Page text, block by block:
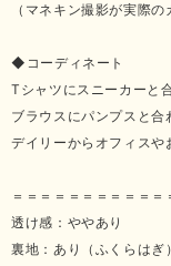
（マネキン撮影が実際の
◆コーディネート
Tシャツにスニーカーと
ブラウスにパンプスと合
デイリーからオフィスや
＝＝＝＝＝＝＝＝＝＝＝
透け感：ややあり
裏地：あり（ふくらはぎ）